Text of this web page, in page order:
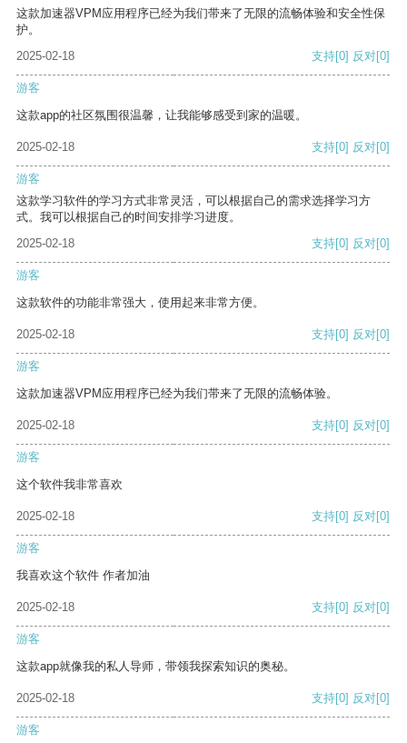
这款加速器VPM应用程序已经为我们带来了无限的流畅体验和安全性保
护。
2025-02-18
支持[0] 反对[0]
游客
这款app的社区氛围很温馨，让我能够感受到家的温暖。
2025-02-18 支持[0] 反对[0]
游客
这款学习软件的学习方式非常灵活，可以根据自己的需求选择学习方
式。我可以根据自己的时间安排学习进度。
2025-02-18
支持[0] 反对[0]
游客
这款软件的功能非常强大，使用起来非常方便。
2025-02-18 支持[0] 反对[0]
游客
这款加速器VPM应用程序已经为我们带来了无限的流畅体验。
2025-02-18 支持[0] 反对[0]
游客
这个软件我非常喜欢
2025-02-18 支持[0] 反对[0]
游客
我喜欢这个软件 作者加油
2025-02-18 支持[0] 反对[0]
游客
这款app就像我的私人导师，带领我探索知识的奥秘。
2025-02-18 支持[0] 反对[0]
游客